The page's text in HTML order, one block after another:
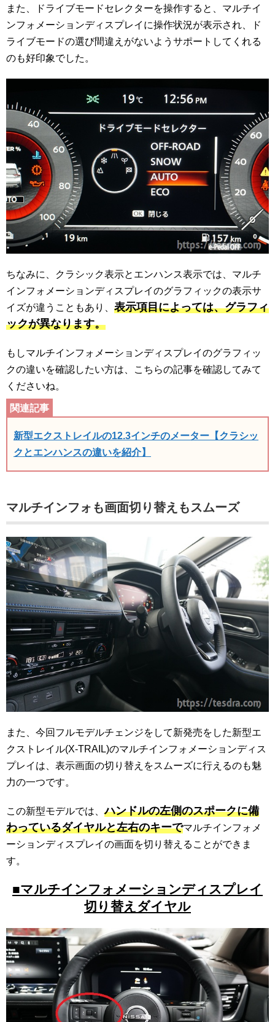
また、ドライブモードセレクターを操作すると、マルチイ
ンフォメーションディスプレイに操作状況が表示され、ド
ライブモードの選び間違えがないようサポートしてくれる
のも好印象でした。
ちなみに、クラシック表示とエンハンス表示では、マルチ
インフォメーションディスプレイのグラフィックの表示サ
イズが違うこともあり、 表示項目によっては、グラフィ
ックが異なります。
もしマルチインフォメーションディスプレイのグラフィッ
クの違いを確認したい方は、こちらの記事を確認してみて
くださいね。
新型エクストレイルの12.3インチのメーター【クラシッ
クとエンハンスの違いを紹介】
マルチインフォも画面切り替えもスムーズ
また、今回フルモデルチェンジをして新発売をした新型エ
クストレイル(X-TRAIL)のマルチインフォメーションディス
プレイは、表示画面の切り替えをスムーズに行えるのも魅
力の一つです。
この新型モデルでは、ハンドルの左側のスポークに備
わっているダイヤルと左右のキーでマルチインフォメ
ーションディスプレイの画面を切り替えることができま
す。
■マルチインフォメーションディスプレイ
切り替えダイヤル